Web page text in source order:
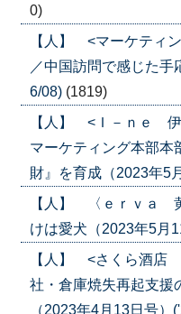
0)
【人】 <マーケティ
／中国訪問で感じた
6/08) (1819)
【人】 <Ｉ－ｎｅ
マーケティング本部本
財』を育成（2023年5
【人】 〈ｅｒｖａ
けは愛犬（2023年5月
【人】 <さくら酒店
社・倉庫焼失再起支援
（2023年4月13日号）